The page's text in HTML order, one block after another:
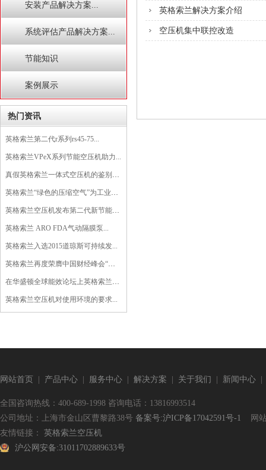
安装产品解决方案...
系统评估产品解决方案...
节能知识
案例展示
热门资讯
英格索兰第二代r系列rs45-75...
英格索兰VPeX系列节能空压机助力...
真假英格索兰一体式空压机的鉴别方法...
英格索兰“绿色的压缩空气”为工业生...
英格索兰空压机发布第二代新节能微油...
英格索兰 ARO FDA气动隔膜泵...
英格索兰入选2015道琼斯可持续发...
英格索兰再度荣膺中国财经峰会“杰出...
在华盛顿全球能效论坛上英格索兰发布...
英格索兰空压机对使用环境的要求...
英格索兰解决方案介绍
空压机集中联控改造
网站首页 产品中心 服务中心 解决方案 关于我们 新闻中心
全国咨询热线：400-689-1998 咨询电话：13816993514
公司地址：上海市金山区曹黎路38号 备案号:沪ICP备17042591号-1 网站
友情链接： 英格索兰空压机
沪公网安备:31011702889633号